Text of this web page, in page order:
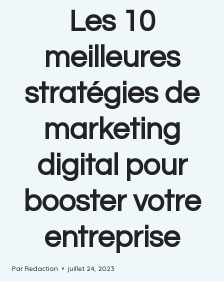
Les 10
meilleures
stratégies de
marketing
digital pour
booster votre
entreprise
ParRedaction juillet 24, 2023